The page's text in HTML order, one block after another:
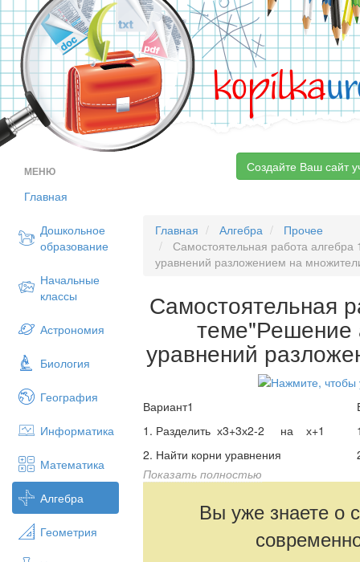
kopilka
МЕНЮ
Главная
Дошкольное
образование
Начальные
классы
Астрономия
Биология
География
Информатика
Математика
Алгебра
Геометрия
Создайте Ваш сайт
Главная Алгебра
Прочее
Самостоятельная работа
уравнений разложением на
Самостоятельная
теме"Решение
уравнений
Вариант1
1. Разделить х3+3х2-2 на х+1
2. Найти корни уравнения
х4-2х3-5х2 +8х+4=0
Вариант 3
1. Разделить х3+4х2-7х-10 на х+1
Показать полностью
Вы уже знаете о